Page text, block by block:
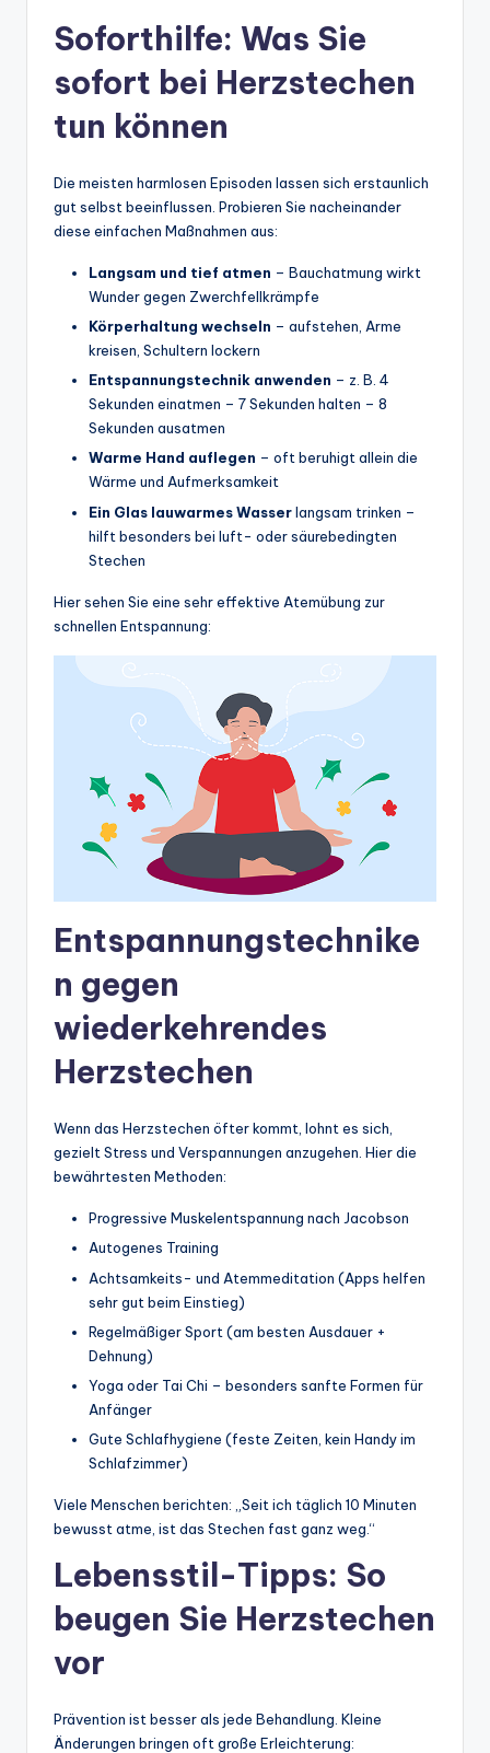
Soforthilfe: Was Sie
sofort bei Herzstechen
tun können
Die meisten harmlosen Episoden lassen sich erstaunlich
gut selbst beeinflussen. Probieren Sie nacheinander
diese einfachen Maßnahmen aus:
Langsam und tief atmen – Bauchatmung wirkt
Wunder gegen Zwerchfellkrämpfe
Körperhaltung wechseln – aufstehen, Arme
kreisen, Schultern lockern
Entspannungstechnik anwenden – z. B. 4
Sekunden einatmen – 7 Sekunden halten – 8
Sekunden ausatmen
Warme Hand auflegen – oft beruhigt allein die
Wärme und Aufmerksamkeit
Ein Glas lauwarmes Wasserlangsam trinken –
hilft besonders bei luft- oder säurebedingten
Stechen
Hier sehen Sie eine sehr effektive Atemübung zur
schnellen Entspannung:
Entspannungstechnike
n gegen
wiederkehrendes
Herzstechen
Wenn das Herzstechen öfter kommt, lohnt es sich,
gezielt Stress und Verspannungen anzugehen. Hier die
bewährtesten Methoden:
Progressive Muskelentspannung nach Jacobson
Autogenes Training
Achtsamkeits- und Atemmeditation (Apps helfen
sehr gut beim Einstieg)
Regelmäßiger Sport (am besten Ausdauer +
Dehnung)
Yoga oder Tai Chi – besonders sanfte Formen für
Anfänger
Gute Schlafhygiene (feste Zeiten, kein Handy im
Schlafzimmer)
Viele Menschen berichten: „Seit ich täglich 10 Minuten
bewusst atme, ist das Stechen fast ganz weg.“
Lebensstil-Tipps: So
beugen Sie Herzstechen
vor
Prävention ist besser als jede Behandlung. Kleine
Änderungen bringen oft große Erleichterung: